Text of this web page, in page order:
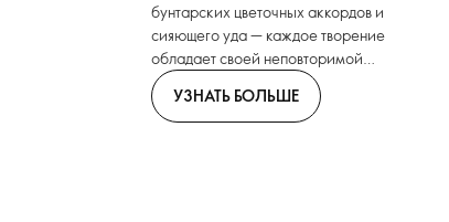
бунтарских цветочных аккордов и
сияющего уда — каждое творение
обладает своей неповторимой
индивидуальностью. Изучите всю
коллекцию, создайте свою
парфюмерную коллекцию и
УЗНАТЬ БОЛЬШЕ